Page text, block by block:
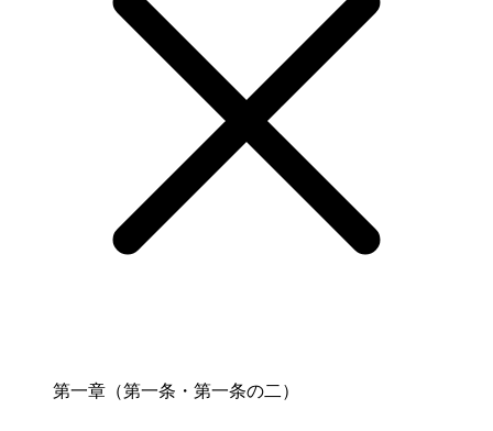
第一章（第一条・第一条の二）